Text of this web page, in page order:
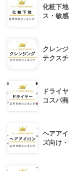
化粧下
ス・敏
クレン
テクス
ドライ
コスパ商
ヘアア
ズ向け